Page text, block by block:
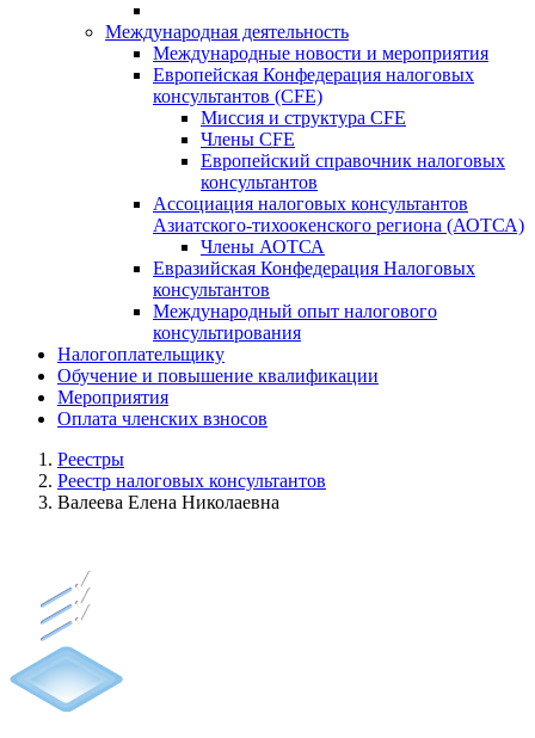
Международная деятельность
Международные новости и мероприятия
Европейская Конфедерация налоговых
консультантов (CFE)
Миссия и структура CFE
Члены CFE
Европейский справочник налоговых
консультантов
Ассоциация налоговых консультантов
Азиатского-тихоокенского региона (АОТСА)
Члены АОТСА
Евразийская Конфедерация Налоговых
консультантов
Международный опыт налогового
консультирования
Налогоплательщику
Обучение и повышение квалификации
Мероприятия
Оплата членских взносов
Реестры
Реестр налоговых консультантов
Валеева Елена Николаевна